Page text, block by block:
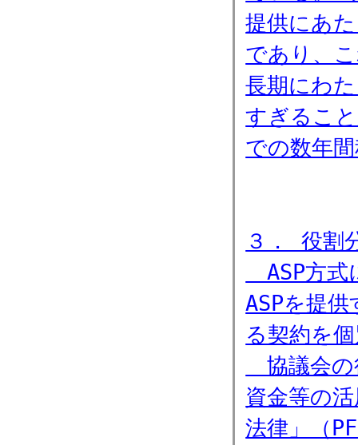
提供にあ
であり、
長期にわ
すぎるこ
での数年
３． 役割
ASP方式
ASPを提
る契約を
協議会の
資金等の
法律」（